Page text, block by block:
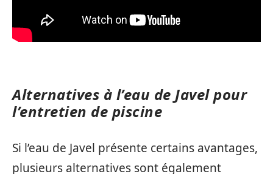
Alternatives à l’eau de Javel pour
l’entretien de piscine
Si l’eau de Javel présente certains avantages,
plusieurs alternatives sont également